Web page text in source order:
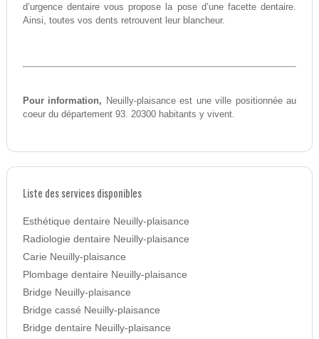
d’urgence dentaire vous propose la pose d’une facette dentaire.
Ainsi, toutes vos dents retrouvent leur blancheur.
Pour information, Neuilly-plaisance est une ville positionnée au
coeur du département 93. 20300 habitants y vivent.
Liste des services disponibles
Esthétique dentaire Neuilly-plaisance
Radiologie dentaire Neuilly-plaisance
Carie Neuilly-plaisance
Plombage dentaire Neuilly-plaisance
Bridge Neuilly-plaisance
Bridge cassé Neuilly-plaisance
Bridge dentaire Neuilly-plaisance